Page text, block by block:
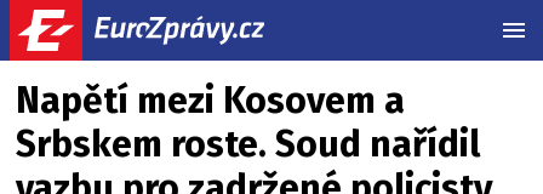
Napětí mezi Kosovem a
Srbskem roste. Soud nařídil